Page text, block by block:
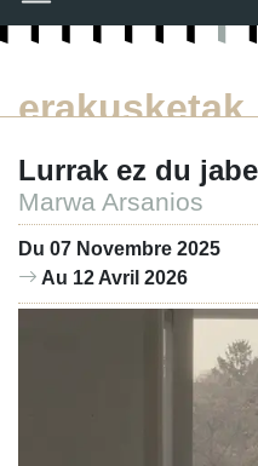
erakusketak
Lurrak ez du
Marwa Arsanios
Du 07 Novembre 2025
Au 12 Avril 2026